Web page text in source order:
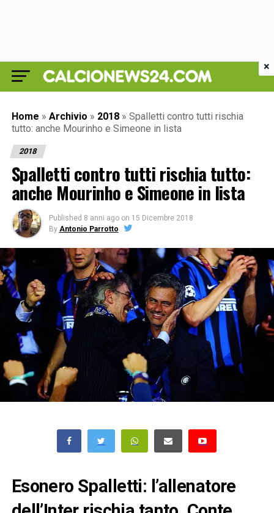
Home » Archivio » 2018 » Spalletti contro tutti rischia
tutto: anche Mourinho e Simeone in lista
2018
Spalletti contro tutti rischia tutto:
anche Mourinho e Simeone in lista
Published 8 anni ago on 15 Dicembre 2018
By Antonio Parrotto
Esonero Spalletti: l’allenatore
×